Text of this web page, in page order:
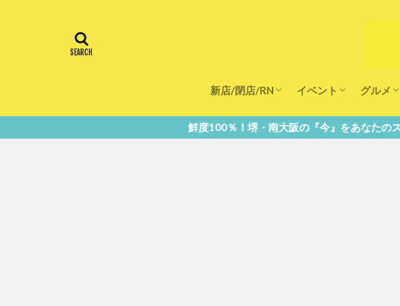
新店/閉店/RN
飲食店
スーパー
美容・健康
医療
イベント
キッズ
グルメ
ランチ
カフェ
鮮度100％！堺・南大阪の『今』をあなたのスマホへ直送！